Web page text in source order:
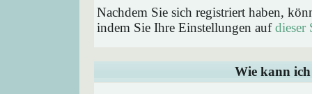
Nachdem Sie sich registriert haben,
indem Sie Ihre Einstellungen aufdieser
Wie kann